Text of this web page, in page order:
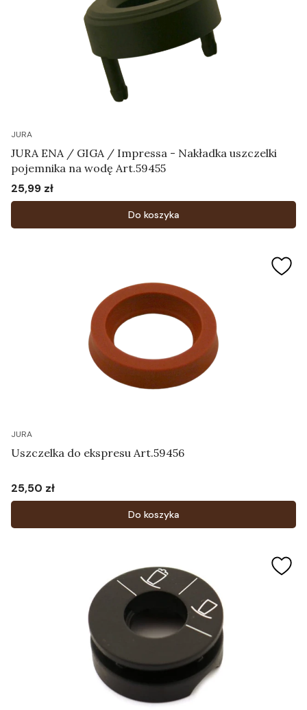
JURA
JURA ENA / GIGA / Impressa - Nakładka uszczelki
pojemnika na wodę Art.59455
Cena
25,99 zł
Do koszyka
JURA
Uszczelka do ekspresu Art.59456
Cena
25,50 zł
Do koszyka